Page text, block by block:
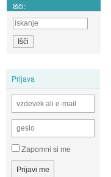
Išči:
Prijava
Zapomni si me